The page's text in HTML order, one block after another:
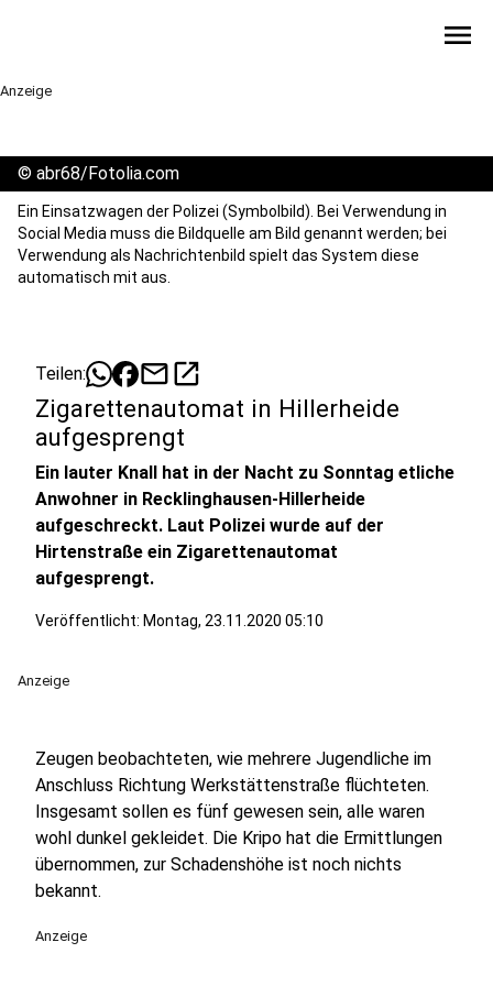
menu
Anzeige
© abr68/Fotolia.com
Ein Einsatzwagen der Polizei (Symbolbild). Bei Verwendung in
Social Media muss die Bildquelle am Bild genannt werden; bei
Verwendung als Nachrichtenbild spielt das System diese
automatisch mit aus.
Teilen: mailopen_in_new
Zigarettenautomat in Hillerheide
aufgesprengt
Ein lauter Knall hat in der Nacht zu Sonntag etliche
Anwohner in Recklinghausen-Hillerheide
aufgeschreckt. Laut Polizei wurde auf der
Hirtenstraße ein Zigarettenautomat
aufgesprengt.
Veröffentlicht: Montag, 23.11.2020 05:10
Anzeige
Zeugen beobachteten, wie mehrere Jugendliche im
Anschluss Richtung Werkstättenstraße flüchteten.
Insgesamt sollen es fünf gewesen sein, alle waren
wohl dunkel gekleidet. Die Kripo hat die Ermittlungen
übernommen, zur Schadenshöhe ist noch nichts
bekannt.
Anzeige